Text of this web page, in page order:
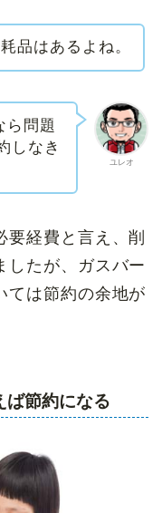
品はあるよね。
ユレオ
ら問題
しなき
要経費と言え、削
したが、ガスバー
ては節約の余地が
ば節約になる